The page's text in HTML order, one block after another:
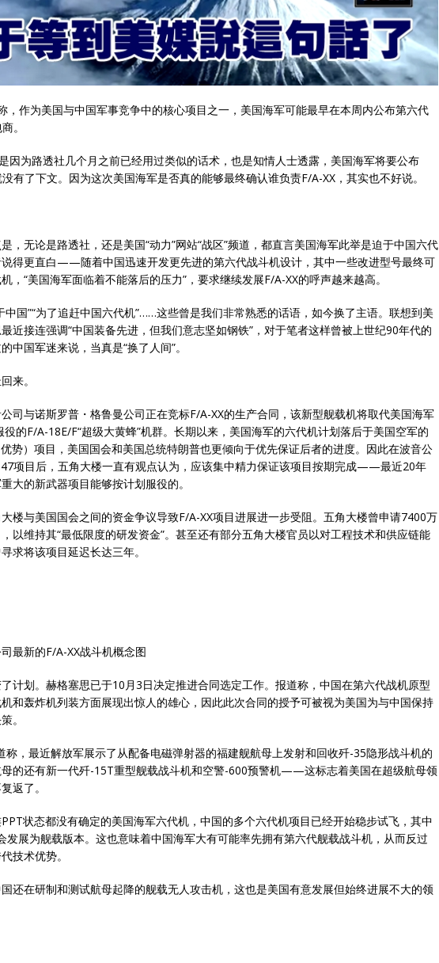
，作为美国与中国军事竞争中的核心项目之一，美国海军可能最早在本周内公布第六代
。
因为路透社几个月之前已经用过类似的话术，也是知情人士透露，美国海军将要公布
有了下文。因为这次美国海军是否真的能够最终确认谁负责F/A-XX，其实也不好说。
，无论是路透社，还是美国“动力”网站“战区”频道，都直言美国海军此举是迫于中国六代
得更直白——随着中国迅速开发更先进的第六代战斗机设计，其中一些改进型号最终可
，“美国海军面临着不能落后的压力”，要求继续发展F/A-XX的呼声越来越高。
中国”“为了追赶中国六代机”……这些曾是我们非常熟悉的话语，如今换了主语。联想到美
近接连强调“中国装备先进，但我们意志坚如钢铁”，对于笔者这样曾被上世纪90年代的
中国军迷来说，当真是“换了人间”。
来。
司与诺斯罗普・格鲁曼公司正在竞标F/A-XX的生产合同，该新型舰载机将取代美国海军
的F/A-18E/F“超级大黄蜂”机群。长期以来，美国海军的六代机计划落后于美国空军的
势）项目，美国国会和美国总统特朗普也更倾向于优先保证后者的进度。因此在波音公
项目后，五角大楼一直有观点认为，应该集中精力保证该项目按期完成——最近20年
大的新武器项目能够按计划服役的。
楼与美国国会之间的资金争议导致F/A-XX项目进展进一步受阻。五角大楼曾申请7400万
以维持其“最低限度的研发资金”。甚至还有部分五角大楼官员以对工程技术和供应链能
求将该项目延迟长达三年。
最新的F/A-XX战斗机概念图
计划。赫格塞思已于10月3日决定推进合同选定工作。报道称，中国在第六代战机原型
和轰炸机列装方面展现出惊人的雄心，因此此次合同的授予可被视为美国为与中国保持
。
称，最近解放军展示了从配备电磁弹射器的福建舰航母上发射和回收歼-35隐形战斗机的
的还有新一代歼-15T重型舰载战斗机和空警-600预警机——这标志着美国在超级航母领
返了。
状态都没有确定的美国海军六代机，中国的多个六代机项目已经开始稳步试飞，其中
发展为舰载版本。这也意味着中国海军大有可能率先拥有第六代舰载战斗机，从而反过
技术优势。
还在研制和测试航母起降的舰载无人攻击机，这也是美国有意发展但始终进展不大的领